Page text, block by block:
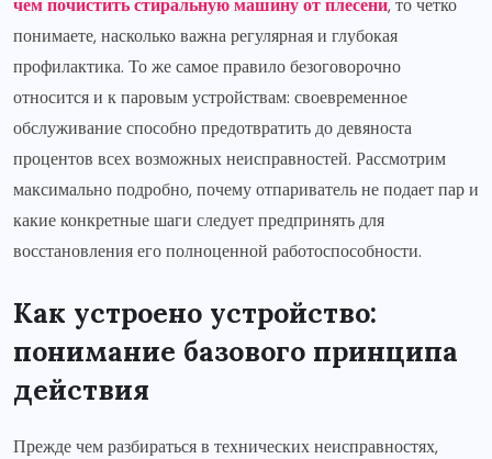
чем почистить стиральную машину от плесени, то четко
понимаете, насколько важна регулярная и глубокая
профилактика. То же самое правило безоговорочно
относится и к паровым устройствам: своевременное
обслуживание способно предотвратить до девяноста
процентов всех возможных неисправностей. Рассмотрим
максимально подробно, почему отпариватель не подает пар и
какие конкретные шаги следует предпринять для
восстановления его полноценной работоспособности.
Как устроено устройство:
понимание базового принципа
действия
Прежде чем разбираться в технических неисправностях,